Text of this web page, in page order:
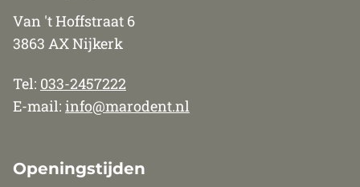
Van 't Hoffstraat 6
3863 AX Nijkerk
Tel: 033-2457222
E-mail: info@marodent.nl
Openingstijden